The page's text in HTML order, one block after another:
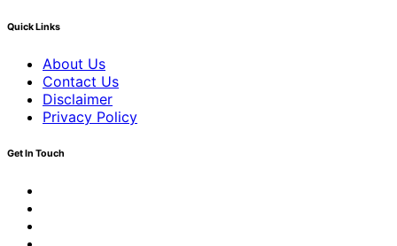
Quick Links
About Us
Contact Us
Disclaimer
Privacy Policy
Get In Touch